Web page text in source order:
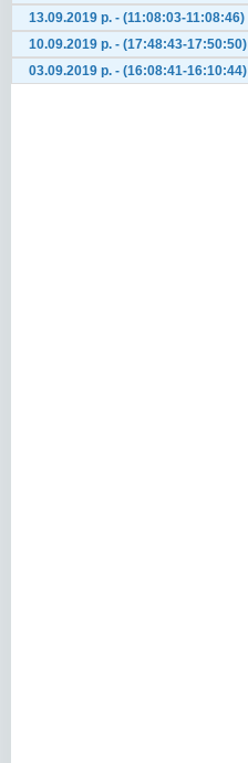
13.09.2019 р. - (11:08:03-11:08:46)
10.09.2019 р. - (17:48:43-17:50:50)
03.09.2019 р. - (16:08:41-16:10:44)